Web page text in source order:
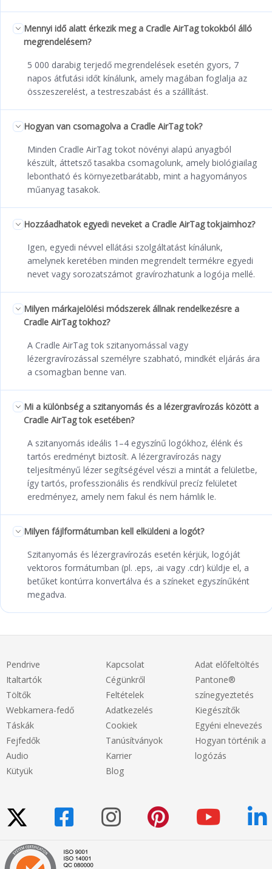
Mennyi idő alatt érkezik meg a Cradle AirTag tokokból álló
megrendelésem?
5 000 darabig terjedő megrendelések esetén gyors, 7
napos átfutási időt kínálunk, amely magában foglalja az
összeszerelést, a testreszabást és a szállítást.
Hogyan van csomagolva a Cradle AirTag tok?
Minden Cradle AirTag tokot növényi alapú anyagból
készült, áttetsző tasakba csomagolunk, amely biológiailag
lebontható és környezetbarátabb, mint a hagyományos
műanyag tasakok.
Hozzáadhatok egyedi neveket a Cradle AirTag tokjaimhoz?
Igen, egyedi névvel ellátási szolgáltatást kínálunk,
amelynek keretében minden megrendelt termékre egyedi
nevet vagy sorozatszámot gravírozhatunk a logója mellé.
Milyen márkajelölési módszerek állnak rendelkezésre a
Cradle AirTag tokhoz?
A Cradle AirTag tok szitanyomással vagy
lézergravírozással személyre szabható, mindkét eljárás ára
a csomagban benne van.
Mi a különbség a szitanyomás és a lézergravírozás között a
Cradle AirTag tok esetében?
A szitanyomás ideális 1–4 egyszínű logókhoz, élénk és
tartós eredményt biztosít. A lézergravírozás nagy
teljesítményű lézer segítségével vészi a mintát a felületbe,
így tartós, professzionális és rendkívül precíz felületet
eredményez, amely nem fakul és nem hámlik le.
Milyen fájlformátumban kell elküldeni a logót?
Szitanyomás és lézergravírozás esetén kérjük, logóját
vektoros formátumban (pl. .eps, .ai vagy .cdr) küldje el, a
betűket kontúrra konvertálva és a színeket egyszínűként
megadva.
Pendrive
Italtartók
Töltők
Webkamera-fedő
Táskák
Fejfedők
Audio
Kütyük
Kapcsolat
Cégünkről
Feltételek
Adatkezelés
Cookiek
Tanúsítványok
Karrier
Blog
Adat előfeltöltés
Pantone®
színegyeztetés
Kiegészítők
Egyéni elnevezés
Hogyan történik a
logózás